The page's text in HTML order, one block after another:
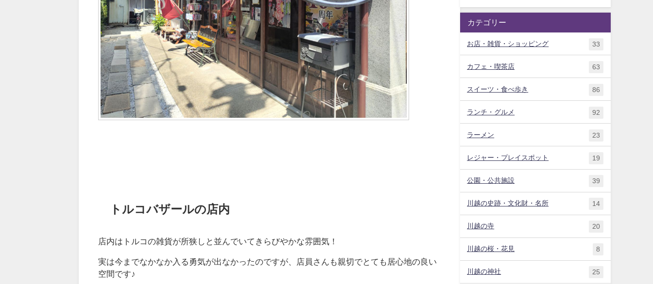
トルコバザールの店内
店内はトルコの雑貨が所狭しと並んでいてきらびやかな雰囲気！
実は今までなかなか入る勇気が出なかったのですが、店員さんも親切でとても居心地の良い
空間です♪
カテゴリー
お店・雑貨・ショッピング 33
カフェ・喫茶店 63
スイーツ・食べ歩き 86
ランチ・グルメ 92
ラーメン 23
レジャー・プレイスポット 19
公園・公共施設 39
川越の史跡・文化財・名所 14
川越の寺 20
川越の桜・花見 8
川越の神社 25